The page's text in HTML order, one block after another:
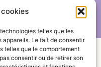
telles que les
Le fait de consentir
telles que le comportement
consentir ou de retirer son